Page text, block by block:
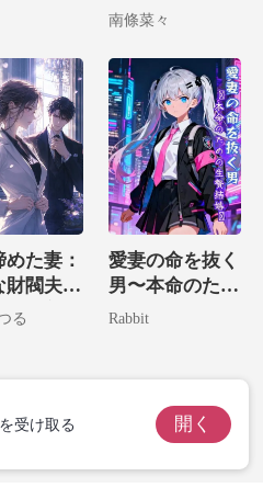
なのは
麗なる復讐
南條菜々
た妻：
財閥夫の
執着
る
愛妻の命を抜く
男〜本命のため
の生贄結婚〜
Rabbit
受け取る 開く